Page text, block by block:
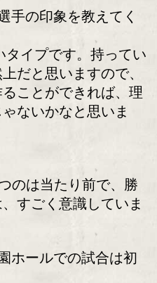
チャンスをもら
いた部分がある
ていなかったの
ています。
、間隔が短い中
ると聞いていまし
合勘も取り戻せ
いけています。
コ選手の印象を教